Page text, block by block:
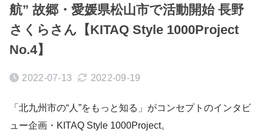
航” 故郷・愛媛県松山市で活動開始 長野
さくらさん【KITAQ Style 1000Project
No.4】
2022-07-13 2022-09-19
「北九州市の“人”をもっと知る」がコンセプトのインタビ
ュー企画・KITAQ Style 1000Project。